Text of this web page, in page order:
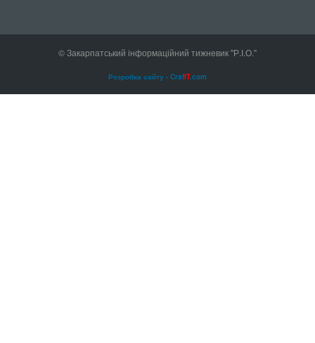
© Закарпатський інформаційний тижневик "Р.І.О."
Розробка сайту - CrafIT.com